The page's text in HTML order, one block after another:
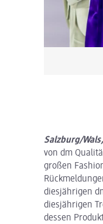
Salzburg/
von dm
großen
diesjährigen
diesjährigen
dessen